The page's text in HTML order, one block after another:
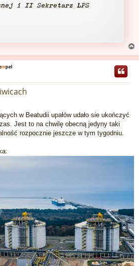
i II Sekretarz LPS
a
g
mpel
w Beatudii upałów udało sie ukończyć
Jest to na chwilę obecną jedyny taki
rozpocznie jeszcze w tym tygodniu.